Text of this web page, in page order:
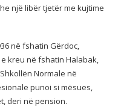
një libër tjetër me kujtime
në fshatin Gërdoc,
kreu në fshatin Halabak,
Normale në
punoi si mësues,
deri në pension.